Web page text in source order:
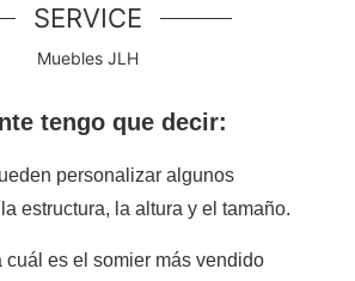
SERVICE
Muebles JLH
tengo que decir:
personalizar algunos
estructura, la altura y el tamaño.
cuál es el somier más vendido